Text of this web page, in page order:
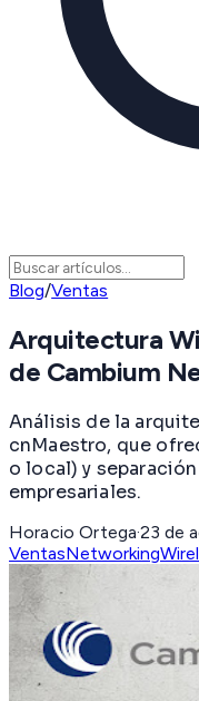
Blog/Ventas
Arquitectura
de Cambium
Análisis de la
cnMaestro, que
o local) y
empresariales.
Horacio Ortega·23 de
VentasNetworking